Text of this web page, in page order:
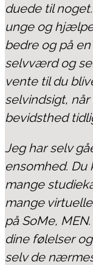
duede til
unge og
bedre og på
selvværd og
vente til du
selvindsigt,
bevidsthed
Jeg har selv
ensomhed.
mange
mange
på SoMe,
dine følelser
selv de